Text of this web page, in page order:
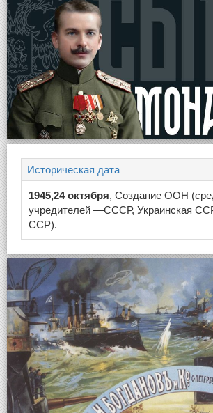
Историческая дата
1945,24 октября, Создание ООН
учредителей —СССР, Украинская
ССР).